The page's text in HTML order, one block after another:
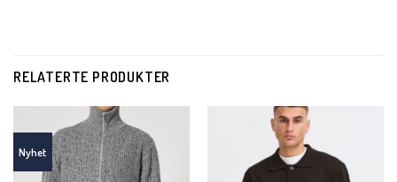
RELATERTE PRODUKTER